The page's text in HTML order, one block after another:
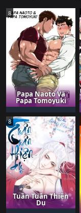
8
Papa Naoto Và
Papa Tomoyuki
8
Tuần Tuần Thiện
Dụ